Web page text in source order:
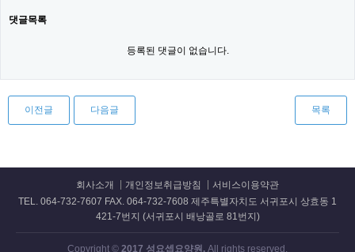
댓글목록
등록된 댓글이 없습니다.
이전글 다음글 목록
회사소개 개인정보취급방침
서비스이용약관
TEL. 064-732-7607 FAX. 064-732-7608 제주특별자치도 서귀포시 상효동 1
421-7번지 (서귀포시 배낭골로 81번지)
Copyright © 2017 성요셉요양원. All rights reserved.